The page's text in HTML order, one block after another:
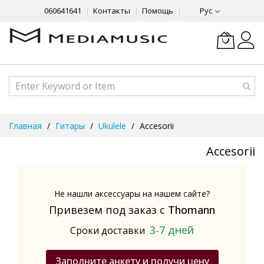
060641641 Контакты Помощь Рус
Главная Гитары Ukulele Accesorii
Accesorii
Не нашли аксессуары на нашем сайте?
Привезем под заказ с Thomann
Сроки доставки 3-7 дней
Заполните анкету и получи цену